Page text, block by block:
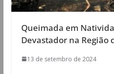
Queimada em
Devastador na Região
13 de setembro de 2024